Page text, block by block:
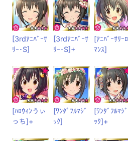
[3rdｱﾆﾊﾞｰｻ
ﾘｰ･S]
[3rdｱﾆﾊﾞｰｻ
ﾘｰ･S]+
[ｱﾆﾊﾞｰｻﾘｰﾛ
ﾏﾝｽ]
[ﾊﾛｳｨﾝうぃ
っち]+
[ﾜﾝﾀﾞﾌﾙﾏｼﾞ
ｯｸ]
[ﾜﾝﾀﾞﾌﾙﾏｼﾞ
ｯｸ]+